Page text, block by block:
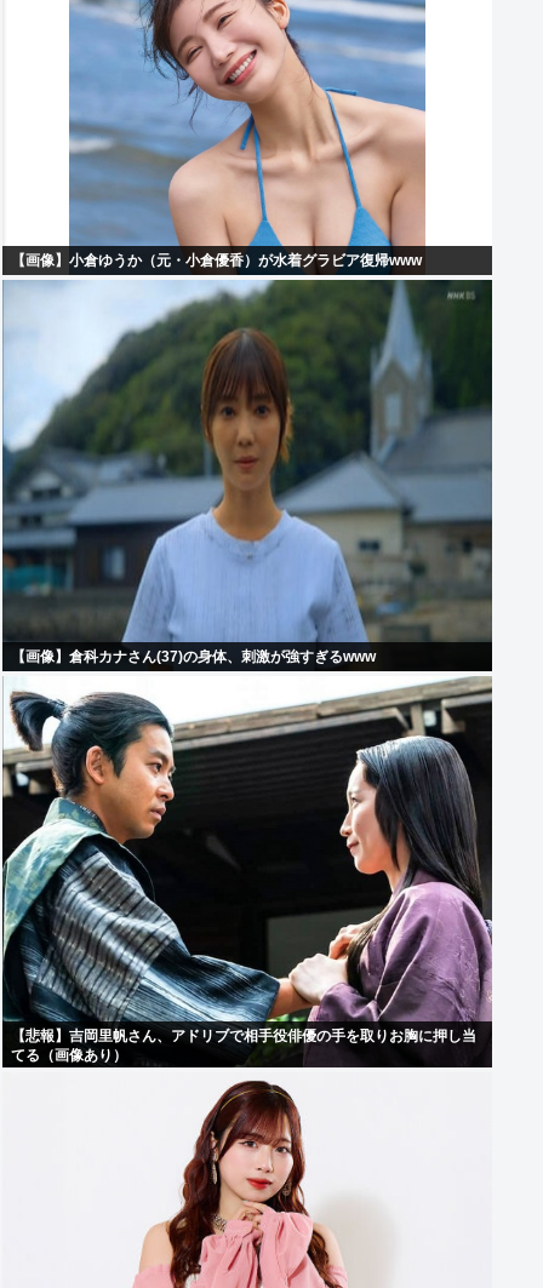
【画像】小倉ゆうか（元・小倉優香）が水着グラビア復帰www
【画像】倉科カナさん(37)の身体、刺激が強すぎるwww
【悲報】吉岡里帆さん、アドリブで相手役俳優の手を取りお胸に押し当
てる（画像あり）